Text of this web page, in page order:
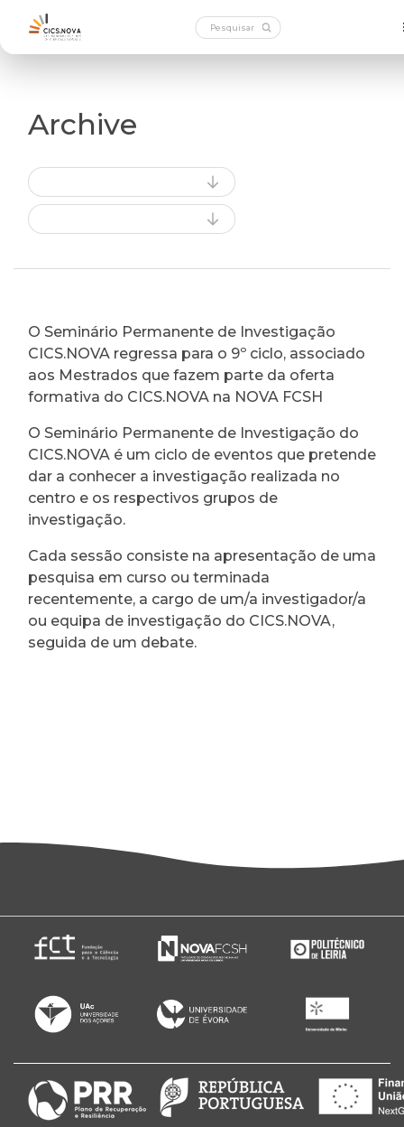
Archive
O Seminário Permanente de Investigação
CICS.NOVA regressa para o 9º ciclo, associado
aos Mestrados que fazem parte da oferta
formativa do CICS.NOVA na NOVA FCSH
O Seminário Permanente de Investigação do
CICS.NOVA é um ciclo de eventos que pretende
dar a conhecer a investigação realizada no
centro e os respectivos grupos de
investigação.
Cada sessão consiste na apresentação de uma
pesquisa em curso ou terminada
recentemente, a cargo de um/a investigador/a
ou equipa de investigação do CICS.NOVA,
seguida de um debate.